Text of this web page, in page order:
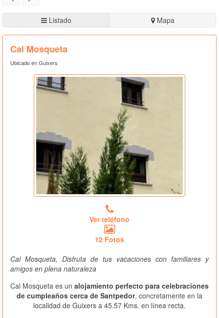
Listado Mapa
Cal Mosqueta
Ubicado en Guixers
Ver teléfono
12 Fotos
Cal Mosqueta, Disfruta de tus vacaciones con familiares y
amigos en plena naturaleza
Cal Mosqueta es un alojamiento perfecto para celebraciones
de cumpleaños cerca de Santpedor, concretamente en la
localidad de Guixers a 45.57 Kms. en línea recta.